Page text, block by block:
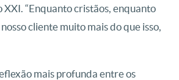
“Enquanto cristãos, enquanto
cliente muito mais do que isso,
mais profunda entre os